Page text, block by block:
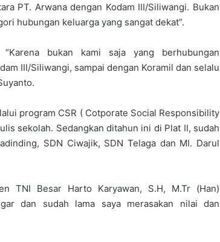
PT. Arwana dengan Kodam III/Siliwangi. Bukan
hubungan keluarga yang sangat dekat”.
“Karena bukan kami saja yang berhubungan
III/Siliwangi, sampai dengan Koramil dan selalu
program CSR ( Cotporate Social Responsibility
sekolah. Sedangkan ditahun ini di Plat II, sudah
SDN Ciwajik, SDN Telaga dan MI. Darul
TNI Besar Harto Karyawan, S.H, M.Tr (Han)
dan sudah lama saya merasakan nilai dan